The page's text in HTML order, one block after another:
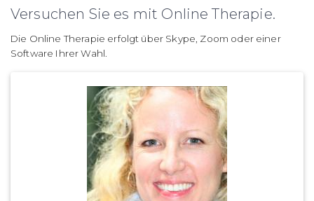
Versuchen Sie es mit Online Therapie.
Die Online Therapie erfolgt über Skype, Zoom oder einer
Software Ihrer Wahl.